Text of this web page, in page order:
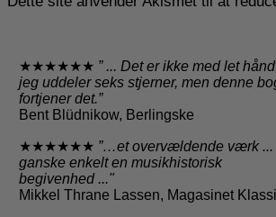
★★★★★★ ” ... Det er ikke med let
jeg uddeler seks stjerner, men denne
fortjener det.”
Bent Blüdnikow, Berlingske
★★★★★★ ”…et overvældende værk ...
ganske enkelt en musikhistorisk
begivenhed ..."
Mikkel Thrane Lassen, Magasinet